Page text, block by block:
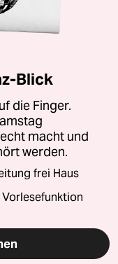
Blick
die Finger.
macht und
werden.
frei Haus